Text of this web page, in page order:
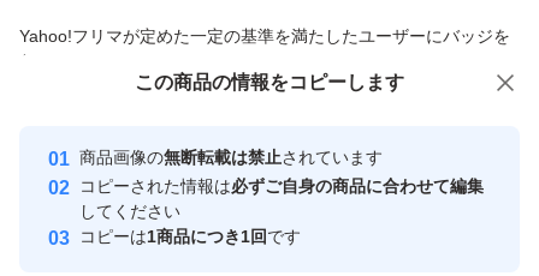
Yahoo!フリマが定めた一定の基準を満たしたユーザーにバッジを
付与しています
安心取引出品者
心・安全なユーザーです
取引実績
この商品の情報をコピーします
商品画像の無断転載は禁止されています
コピーされた情報は必ずご自身の商品に合わせて編集
してください
コピーは1商品につき1回です
この商品をみている人にオススメ